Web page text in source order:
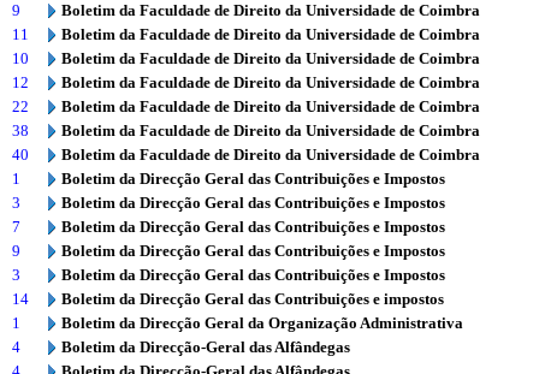
9
Boletim da Faculdade de Direito da Universidade de Coimbra
11
Boletim da Faculdade de Direito da Universidade de Coimbra
10
Boletim da Faculdade de Direito da Universidade de Coimbra
12
Boletim da Faculdade de Direito da Universidade de Coimbra
22
Boletim da Faculdade de Direito da Universidade de Coimbra
38
Boletim da Faculdade de Direito da Universidade de Coimbra
40
Boletim da Faculdade de Direito da Universidade de Coimbra
1
Boletim da Direcção Geral das Contribuições e Impostos
3
Boletim da Direcção Geral das Contribuições e Impostos
7
Boletim da Direcção Geral das Contribuições e Impostos
9
Boletim da Direcção Geral das Contribuições e Impostos
3
Boletim da Direcção Geral das Contribuições e Impostos
14
Boletim da Direcção Geral das Contribuições e impostos
1
Boletim da Direcção Geral da Organização Administrativa
4
Boletim da Direcção-Geral das Alfândegas